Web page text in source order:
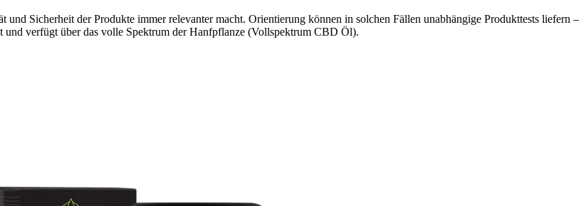
Sicherheit der Produkte immer relevanter macht. Orientierung können in solchen Fällen unabhängige Produkttests liefern –
verfügt über das volle Spektrum der Hanfpflanze (Vollspektrum CBD Öl).